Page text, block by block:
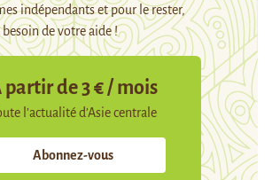
indépendants et pour le rester,
de votre aide !
partir de 3 € / mois
l’actualité d’Asie centrale
Abonnez-vous